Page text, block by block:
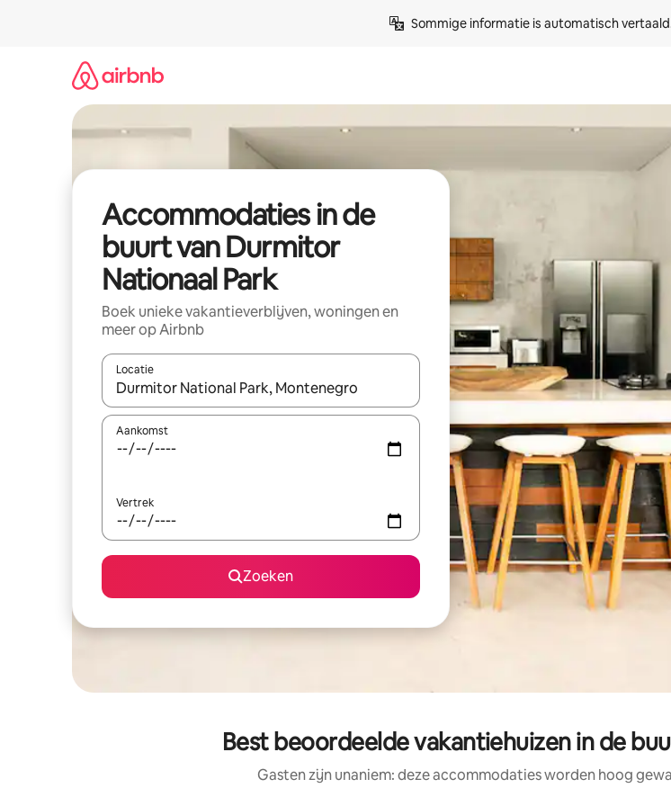
Sommige informatie is automatisch
Accommodaties in de
buurt van Durmitor
Nationaal Park
Boek unieke vakantieverblijven, woningen en
meer op Airbnb
Locatie
Wanneer er resultaten beschikbaar zijn, maak je een keuze met je de pijltjestoetsen omhoog
Aankomst
Vertrek
Zoeken
Best beoordeelde vakantiehuizen in de
Gasten zijn unaniem: deze accommodaties worden hoog